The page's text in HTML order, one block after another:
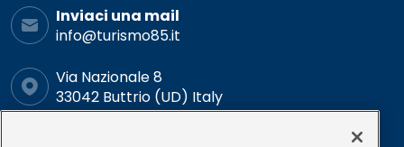
Inviaci una mail
info@turismo85.it
Via Nazionale 8
33042 Buttrio (UD) Italy